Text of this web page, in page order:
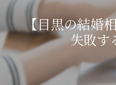
【目黒の結婚
失敗す